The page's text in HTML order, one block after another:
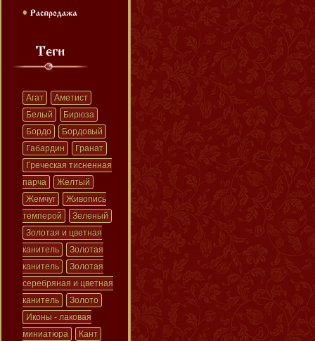
Агат
Аметист
Белый
Бирюза
Бордо
Бордовый
Габардин
Гранат
Греческая тисненная
парча
Желтый
Жемчуг
Живопись
темперой
Зеленый
Золотая и цветная
канитель
Золотая
канитель
Золотая
серебряная и цветная
канитель
Золото
Иконы - лаковая
миниатюра
Кант